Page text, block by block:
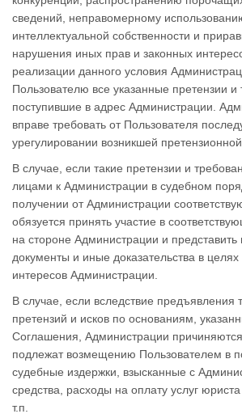
сведений, неправомерному
интеллектуальной собственности и
нарушения иных прав и законных
реализации данного условия
Пользователю все указанные претензии и
поступившие в адрес Администрации.
вправе требовать от Пользователя
урегулировании возникшей претензионной
В случае, если такие претензии и
лицами к Администрации в судебном
получении от Администрации
обязуется принять участие в
на стороне Администрации и
документы и иные доказательства в
интересов Администрации.
В случае, если вследствие предъявления
претензий и исков по основаниям,
Соглашения, Администрации причиняются
подлежат возмещению Пользователем в
судебные издержки, взысканные с
средства, расходы на оплату услуг
т.п.